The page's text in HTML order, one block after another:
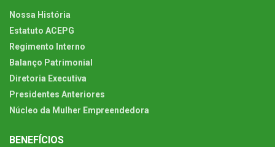
Nossa História
Estatuto ACEPG
Regimento Interno
Balanço Patrimonial
Diretoria Executiva
Presidentes Anteriores
Núcleo da Mulher Empreendedora
BENEFÍCIOS